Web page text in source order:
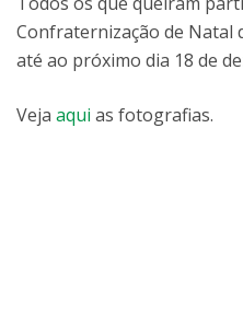
Confraternização de Natal
até ao próximo dia 18 de
Veja aqui as fotografias.